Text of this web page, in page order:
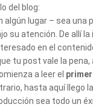
del blog:
algún lugar – sea
su atención. De allí
en el
tu post vale la
a leer el
hasta aquí llego
sea todo un